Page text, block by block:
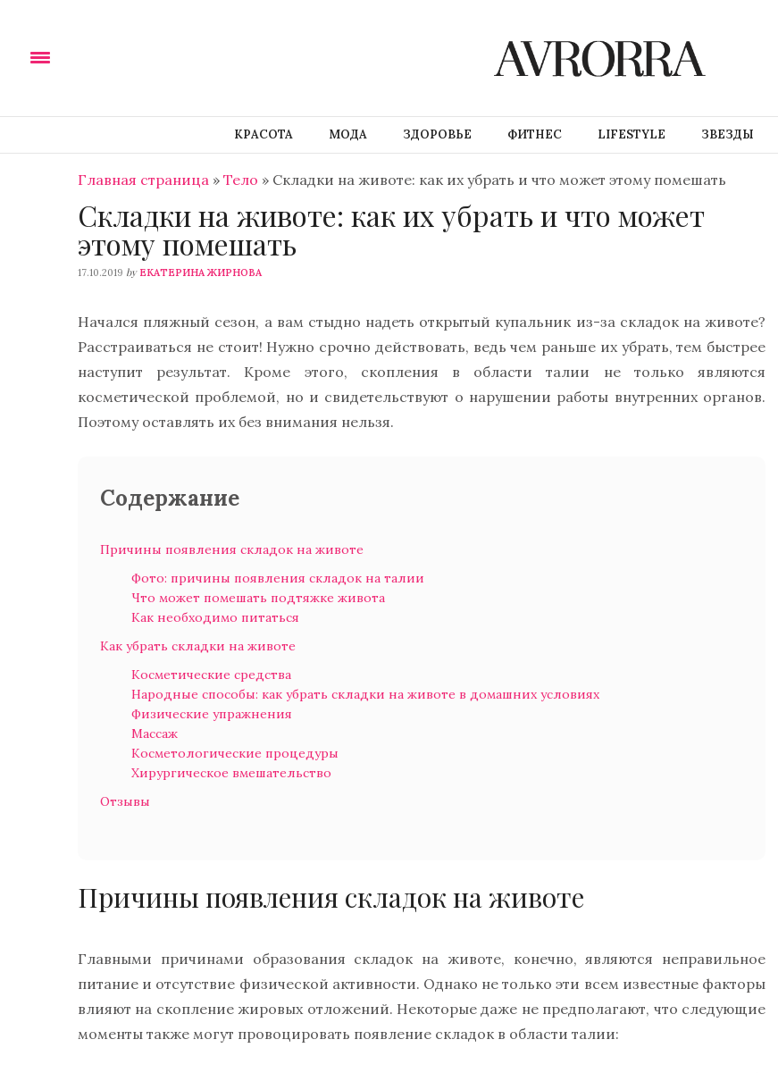
КРАСОТА МОДА ЗДОРОВЬЕ ФИТНЕС LIFESTYLE ЗВЕЗДЫ
Главная страница » Тело » Складки на животе: как их убрать и что может этому помешать
Складки на животе: как их убрать и что может
этому помешать
17.10.2019 by ЕКАТЕРИНА ЖИРНОВА
Начался пляжный сезон, а вам стыдно надеть открытый купальник из-за складок на животе?
Расстраиваться не стоит! Нужно срочно действовать, ведь чем раньше их убрать, тем быстрее
наступит результат. Кроме этого, скопления в области талии не только являются
косметической проблемой, но и свидетельствуют о нарушении работы внутренних органов.
Поэтому оставлять их без внимания нельзя.
Содержание
Причины появления складок на животе
Фото: причины появления складок на талии
Что может помешать подтяжке живота
Как необходимо питаться
Как убрать складки на животе
Косметические средства
Народные способы: как убрать складки на животе в домашних условиях
Физические упражнения
Массаж
Косметологические процедуры
Хирургическое вмешательство
Отзывы
Причины появления складок на животе
Главными причинами образования складок на животе, конечно, являются неправильное
питание и отсутствие физической активности. Однако не только эти всем известные факторы
влияют на скопление жировых отложений. Некоторые даже не предполагают, что следующие
моменты также могут провоцировать появление складок в области талии: